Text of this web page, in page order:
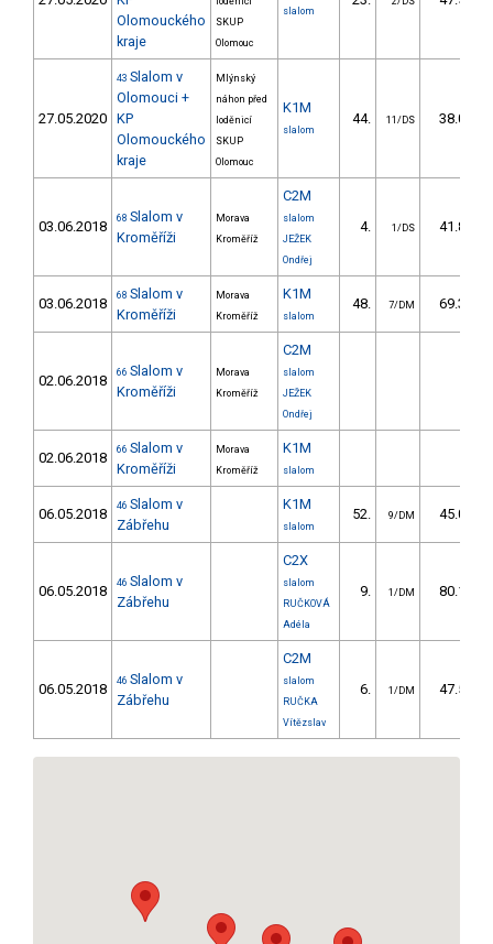
Olomouckého
kraje
SKUP
Olomouc
slalom
27.05.2020
43 Slalom v
Olomouci +
KP
Olomouckého
kraje
Mlýnský
náhon před
loděnicí
SKUP
Olomouc
K1M
slalom
44. 11/DS 38.00
03.06.2018 68 Slalom v
Kroměříži
Morava
Kroměříž
C2M
slalom
JEŽEK
Ondřej
4. 1/DS 41.80
03.06.2018 68 Slalom v
Kroměříži
Morava
Kroměříž
K1M
slalom
48. 7/DM 69.30
02.06.2018 66 Slalom v
Kroměříži
Morava
Kroměříž
C2M
slalom
JEŽEK
Ondřej
02.06.2018 66 Slalom v
Kroměříži
Morava
Kroměříž
K1M
slalom
06.05.2018 46 Slalom v
Zábřehu
K1M
slalom
52. 9/DM 45.00
06.05.2018 46 Slalom v
Zábřehu
C2X
slalom
RUČKOVÁ
Adéla
9. 1/DM 80.10
06.05.2018 46 Slalom v
Zábřehu
C2M
slalom
RUČKA
Vítězslav
6. 1/DM 47.50